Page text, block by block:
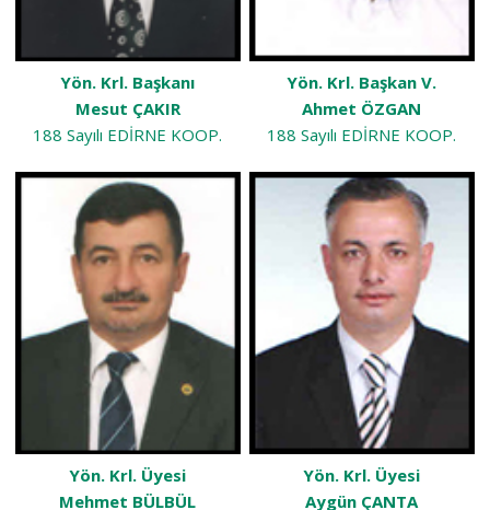
Yön. Krl. Başkanı
Mesut ÇAKIR
188 Sayılı EDİRNE KOOP.
Yön. Krl. Başkan V.
Ahmet ÖZGAN
188 Sayılı EDİRNE KOOP.
Yön. Krl. Üyesi
Mehmet BÜLBÜL
Yön. Krl. Üyesi
Aygün ÇANTA